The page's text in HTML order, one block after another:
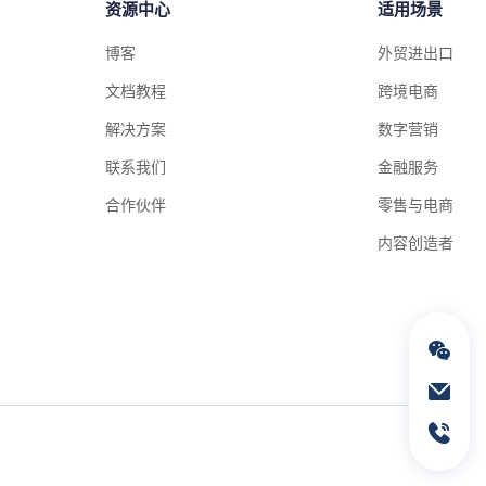
资源中心
博客
文档教程
解决方案
联系我们
合作伙伴
适用场景
外贸进出口
跨境电商
数字营销
金融服务
零售与电商
内容创造者
service@geeksend.com